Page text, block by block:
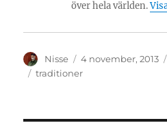
över hela världen.
Författare
Nisse
Publicerat
den
4 november, 2013
Etiketter
traditioner